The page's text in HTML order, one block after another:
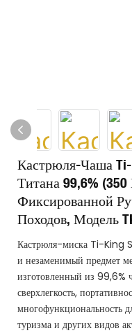
Кастрюля-Чаша
Титана 99,6%
Фиксированной
Походов, Модель
Кастрюля-миска Ti-King
и незаменимый предмет
изготовленный из 99,6%
сверхлегкость,
многофункциональность
туризма и других видов